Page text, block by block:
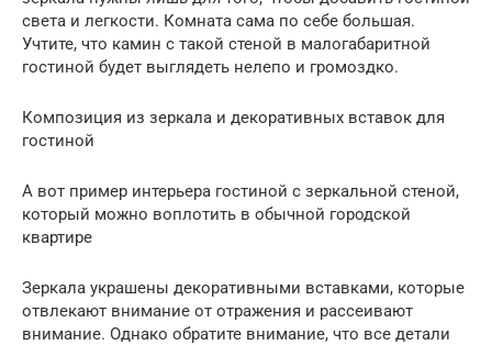
света и легкости. Комната сама по себе большая.
Учтите, что камин с такой стеной в малогабаритной
гостиной будет выглядеть нелепо и громоздко.
Композиция из зеркала и декоративных вставок для
гостиной
А вот пример интерьера гостиной с зеркальной стеной,
который можно воплотить в обычной городской
квартире
Зеркала украшены декоративными вставками, которые
отвлекают внимание от отражения и рассеивают
внимание. Однако обратите внимание, что все детали